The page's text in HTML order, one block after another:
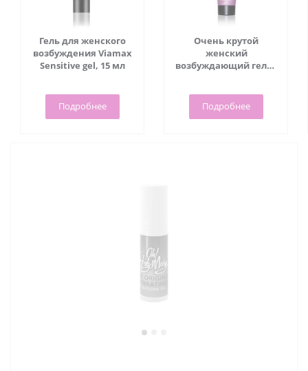
Гель для женского
возбуждения Viamax
Sensitive gel, 15 мл
Подробнее
Очень крутой
женский
возбуждающий гель -
Подробнее